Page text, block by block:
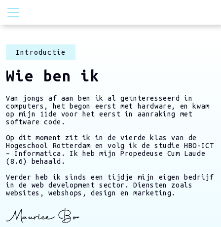
Introductie
Wie ben ik
Van jongs af aan ben ik al geïnteresseerd in
computers, het begon eerst met hardware, en kwam
op mijn 11de voor het eerst in aanraking met
software code.
Op dit moment zit ik in de vierde klas van de
Hogeschool Rotterdam en volg ik de studie HBO-ICT
– Informatica. Ik heb mijn Propedeuse Cum Laude
(8.6) behaald.
Verder heb ik sinds een tijdje mijn eigen bedrijf
in de web development sector. Diensten zoals
websites, webshops, design en marketing.